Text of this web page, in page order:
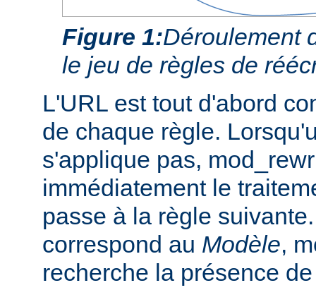
Figure 1:Déroulement
le jeu de règles de
L'URL est tout d'abord
de chaque règle.
s'applique pas,
immédiatement le
passe à la règle
correspond au Modèle,
recherche la présence